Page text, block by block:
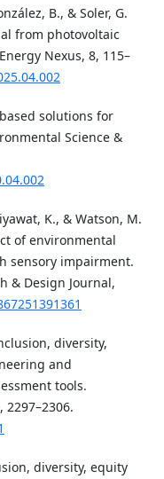
B., & Soler, G.
from photovoltaic
Nexus, 8, 115–
solutions for
Science &
K., & Watson, M.
of environmental
sensory impairment.
& Design Journal,
diversity,
and
tools.
2297–2306.
diversity, equity